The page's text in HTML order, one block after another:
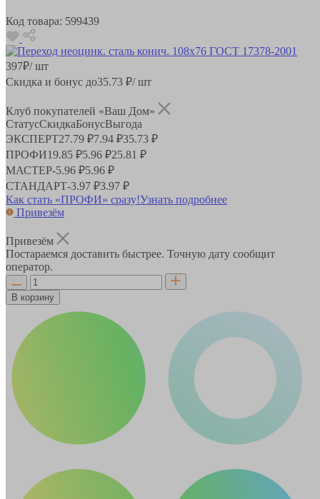
Код товара: 599439
397₽/ шт
Скидка и бонус до35.73 ₽/ шт
Клуб покупателей «Ваш Дом»
СтатусСкидкаБонусВыгода
ЭКСПЕРТ27.79 ₽7.94 ₽35.73 ₽
ПРОФИ19.85 ₽5.96 ₽25.81 ₽
МАСТЕР-5.96 ₽5.96 ₽
СТАНДАРТ-3.97 ₽3.97 ₽
Как стать «ПРОФИ» сразу!Узнать подробнее
Привезём
Привезём
Постараемся доставить быстрее. Точную дату сообщит
оператор.
В корзину